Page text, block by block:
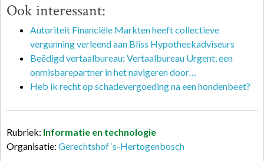
Ook interessant:
Autoriteit Financiële Markten heeft collectieve
vergunning verleend aan Bliss Hypotheekadviseurs
Beëdigd vertaalbureau: Vertaalbureau Urgent, een
onmisbarepartner in het navigeren door…
Heb ik recht op schadevergoeding na een hondenbeet?
Rubriek: Informatie en technologie
Organisatie: Gerechtshof ‘s-Hertogenbosch